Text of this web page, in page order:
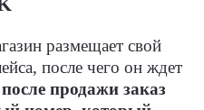
размещает свой
после чего он ждет
продажи заказ